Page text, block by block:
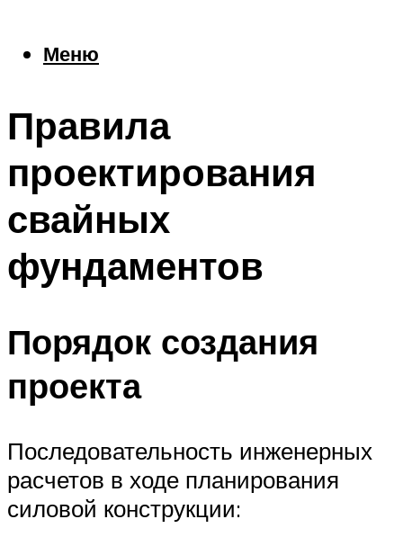
Меню
Правила
проектирования
свайных
фундаментов
Порядок создания
проекта
Последовательность инженерных
расчетов в ходе планирования
силовой конструкции: